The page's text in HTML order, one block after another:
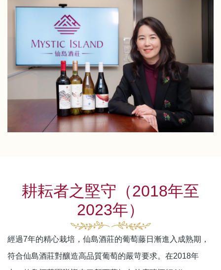
耕耘者之堅守（2018年至
2023年）
經過7年的精心栽培，仙島酒莊的葡萄藤日漸進入成熟期，
符合仙島酒莊對釀造高品質葡萄的嚴苛要求。在2018年